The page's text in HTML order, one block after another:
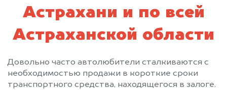
Астрахани и по всей
Астраханской области
Довольно часто автолюбители сталкиваются с
необходимостью продажи в короткие сроки
транспортного средства, находящегося в залоге.